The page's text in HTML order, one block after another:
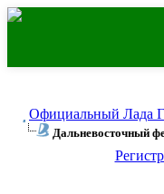
Официальный Лада
Дальневосточный